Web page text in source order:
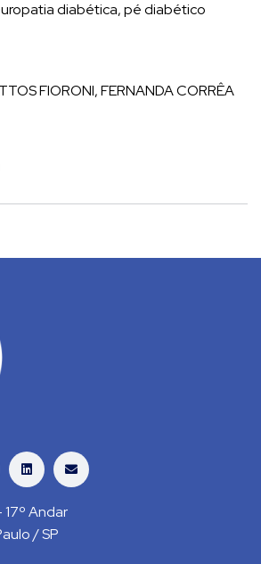
diabética, pé diabético
FIORONI, FERNANDA CORRÊA
Andar
/ SP